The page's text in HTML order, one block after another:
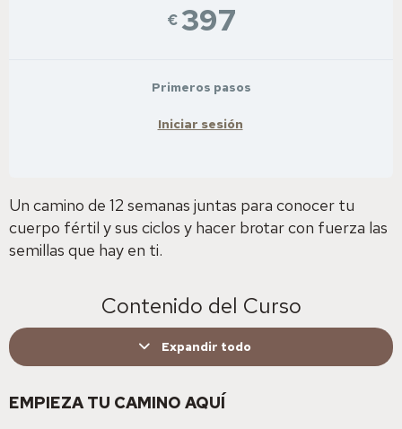
€ 397
Primeros pasos
Iniciar sesión
Un camino de 12 semanas juntas para conocer tu
cuerpo fértil y sus ciclos y hacer brotar con fuerza las
semillas que hay en ti.
Contenido del Curso
Expandir todo
EMPIEZA TU CAMINO AQUÍ